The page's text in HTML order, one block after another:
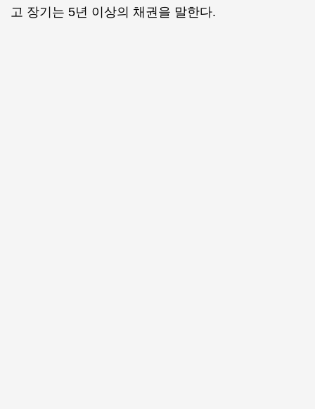
고 장기는 5년 이상의 채권을 말한다.